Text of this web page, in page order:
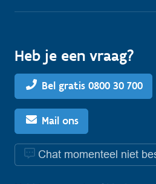
Heb je een vraag?
Bel gratis 0800 30 700
Mail ons
Chat momenteel niet